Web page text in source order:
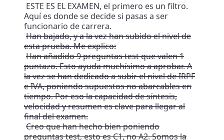
ESTE ES EL EXAMEN, el primero es un filtro.
Aquí es donde se decide si pasas a ser
funcionario de carrera.
Han bajado, y a la vez han subido el nivel de
esta prueba. Me explico:
Han añadido 9 preguntas test que valen 1
puntazo. Esto ayuda muchísimo a aprobar. A
la vez se han dedicado a subir el nivel de IRPF
e IVA, poniendo supuestos no abarcables en
tiempo. Por eso la capacidad de síntesis,
velocidad y resumen es clave para llegar al
final del examen.
Creo que han hecho bien poniendo
preguntas test, esto es C1, no A2. Somos la